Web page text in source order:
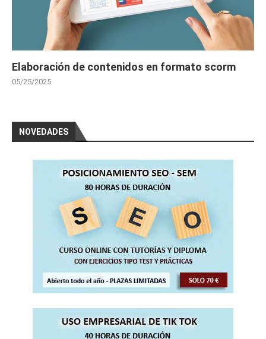
Elaboración de contenidos en formato scorm
05/25/2025
NOVEDADES